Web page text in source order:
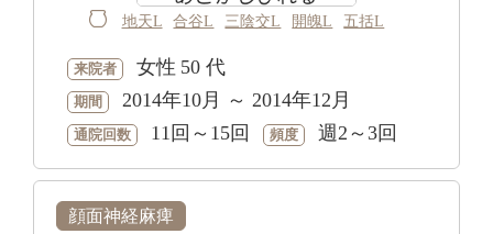
地天L 合谷L 三陰交L 開魄L 五括L
来院者 女性 50 代
期間 2014年10月 ～ 2014年12月
通院回数 11回～15回 頻度 週2～3回
顔面神経麻痺